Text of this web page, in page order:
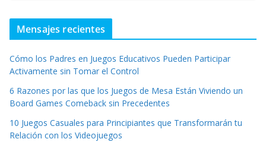
Mensajes recientes
Cómo los Padres en Juegos Educativos Pueden Participar
Activamente sin Tomar el Control
6 Razones por las que los Juegos de Mesa Están Viviendo un
Board Games Comeback sin Precedentes
10 Juegos Casuales para Principiantes que Transformarán tu
Relación con los Videojuegos